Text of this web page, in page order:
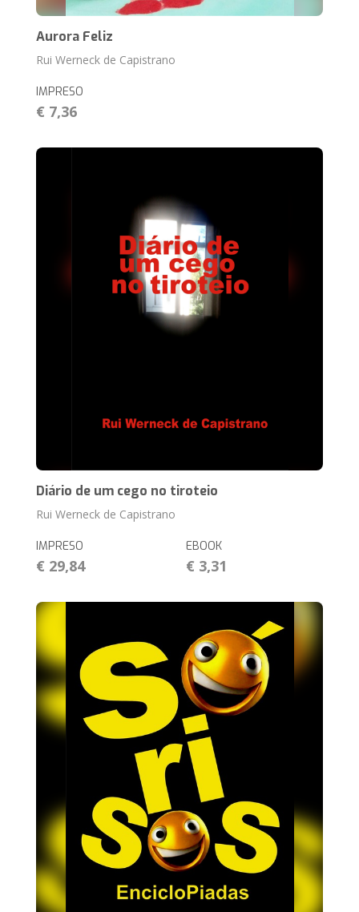
Aurora Feliz
Rui Werneck de Capistrano
IMPRESO
€ 7,36
Diário de um cego no tiroteio
Rui Werneck de Capistrano
IMPRESO
€ 29,84
EBOOK
€ 3,31